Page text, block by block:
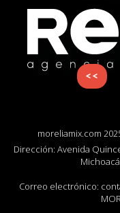
<<
moreliamix.com
Dirección: Avenida
Correo electrónico: